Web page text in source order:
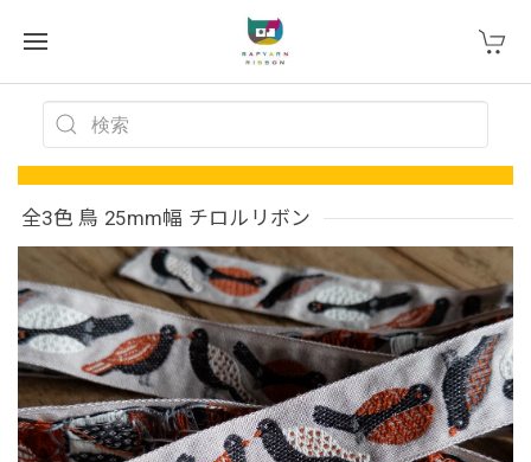
全3色 鳥 25mm幅 チロルリボン